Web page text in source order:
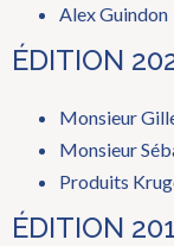
Alex Guindon
ÉDITION
Monsieur
Monsieur
Produits
ÉDITION